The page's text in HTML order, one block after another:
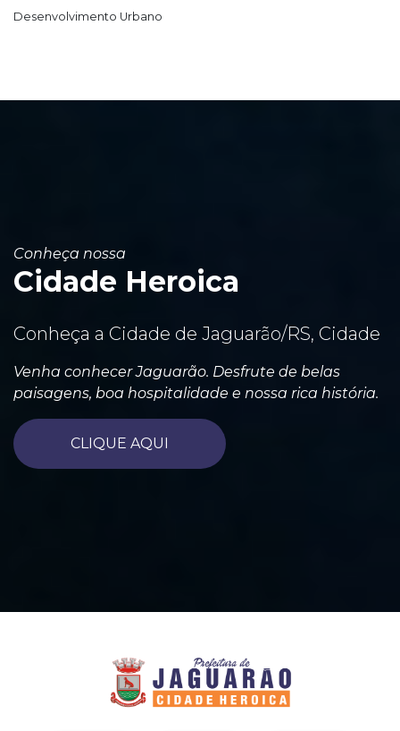
Desenvolvimento Urbano
Conheça nossa
Cidade Heroica
Conheça a Cidade de Jaguarão/RS, Cidade
Venha conhecer Jaguarão. Desfrute de belas
paisagens, boa hospitalidade e nossa rica história.
CLIQUE AQUI